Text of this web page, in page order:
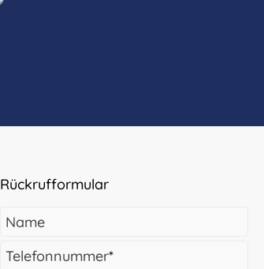
Rückrufformular
Name
Telefonnummer*